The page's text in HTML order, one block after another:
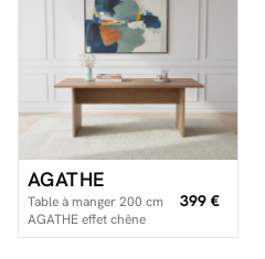
AGATHE
Table à manger 200 cm
AGATHE effet chêne
399 €